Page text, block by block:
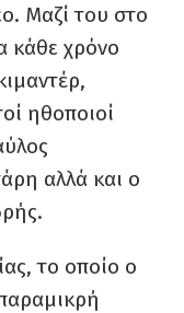
Μαζί του στο
κάθε χρόνο
ηθοποιοί
αλλά και ο
το οποίο ο